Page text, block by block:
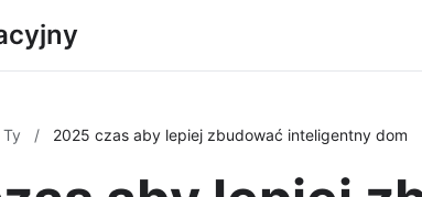
/ 2025 czas aby lepiej zbudować inteligentny dom